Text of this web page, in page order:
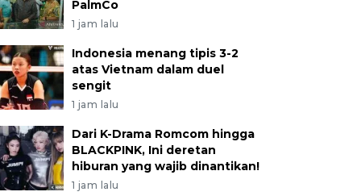
PalmCo
1 jam lalu
Indonesia menang tipis 3-2
atas Vietnam dalam duel
sengit
1 jam lalu
Dari K-Drama Romcom hingga
BLACKPINK, Ini deretan
hiburan yang wajib dinantikan!
1 jam lalu